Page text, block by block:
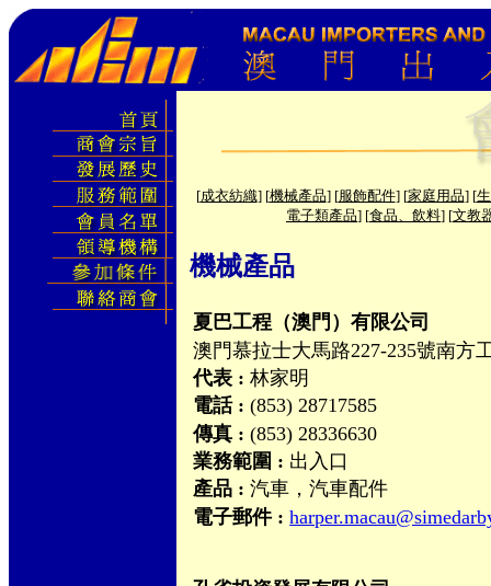
[成衣紡織] [機械產品] [服飾配件] [家庭用品] [
電子類產品] [食品、飲料] [文教
機械產品
夏巴工程（澳門）有限公司
澳門慕拉士大馬路227-235號南方
代表 :林家明
電話 :(853) 28717585
傳真 :(853) 28336630
業務範圍 : 出入口
產品 :汽車，汽車配件
電子郵件 :